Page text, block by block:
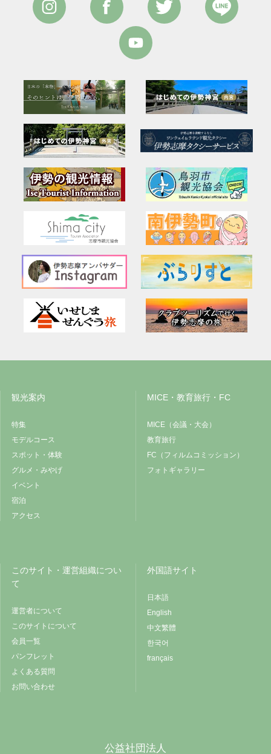
観光案内
特集
モデルコース
スポット・体験
グルメ・みやげ
イベント
宿泊
アクセス
MICE・教育旅行・FC
MICE（会議・大会）
教育旅行
FC（フィルムコミッション）
フォトギャラリー
このサイト・運営組織につい
て
運営者について
このサイトについて
会員一覧
パンフレット
よくある質問
お問い合わせ
外国語サイト
日本語
English
中文繁體
한국어
français
公益社団法人